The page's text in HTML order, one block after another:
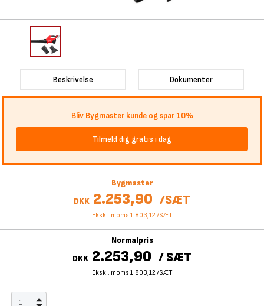
Beskrivelse Dokumenter
Bliv Bygmaster kunde og spar 10%
Tilmeld dig gratis i dag
Bygmaster
DKK 2.253,90 /SÆT
Ekskl. moms 1.803,12 /SÆT
Normalpris
DKK 2.253,90 /SÆT
Ekskl. moms 1.803,12 /SÆT